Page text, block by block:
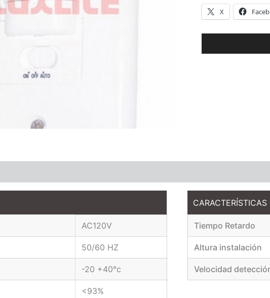
X
AC120V
50/60 HZ
-20 +40°c
<93%
CARACTERÍSTICAS
Tiempo Retardo
Altura instalación
Velocidad